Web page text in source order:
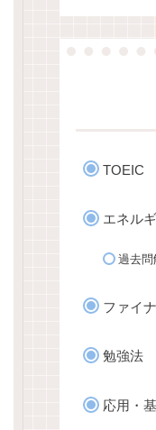
TOEIC
エネル
過去問
ファイ
勉強法
応用・